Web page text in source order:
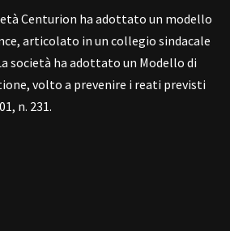
Centurion ha adottato un modello
articolato in un collegio sindacale
società ha adottato un Modello di
volto a prevenire i reati previsti
n. 231.